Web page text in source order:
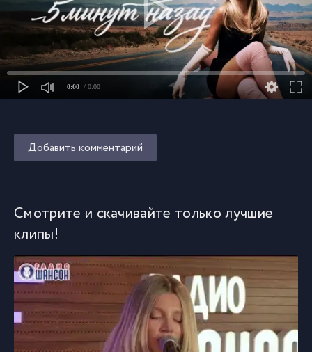
0:00 / 0:00
Добавить комментарий
Смотрите и скачивайте только лучшие
клипы!